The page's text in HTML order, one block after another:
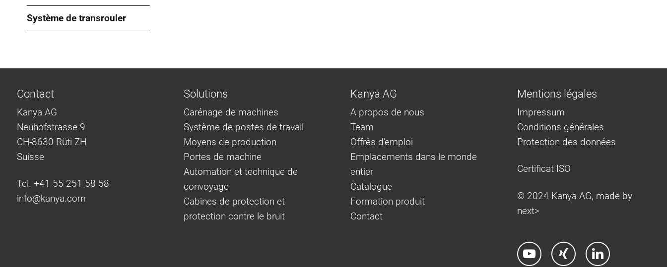
Système de transrouler
Contact
Kanya AG
Neuhofstrasse 9
CH-8630 Rüti ZH
Suisse
Tel. +41 55 251 58 58
info@kanya.com
Solutions
Carénage de machines
Système de postes de travail
Moyens de production
Portes de machine
Automation et technique de
convoyage
Cabines de protection et
protection contre le bruit
Kanya AG
A propos de nous
Team
Offrès d'emploi
Emplacements dans le monde
entier
Catalogue
Formation produit
Contact
Mentions légales
Impressum
Conditions générales
Protection des données
Certificat ISO
© 2024 Kanya AG, made by
next>